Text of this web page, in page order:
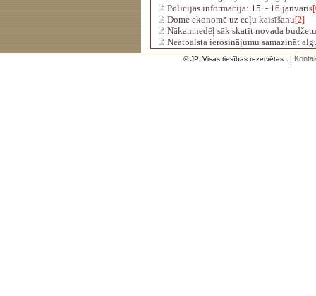
Policijas informācija: 15. - 16.janvāris
Dome ekonomē uz ceļu kaisīšanu[2]
Nākamnedēļ sāk skatīt novada
Neatbalsta ierosinājumu samazināt
© JP. Visas tiesības rezervētas. |